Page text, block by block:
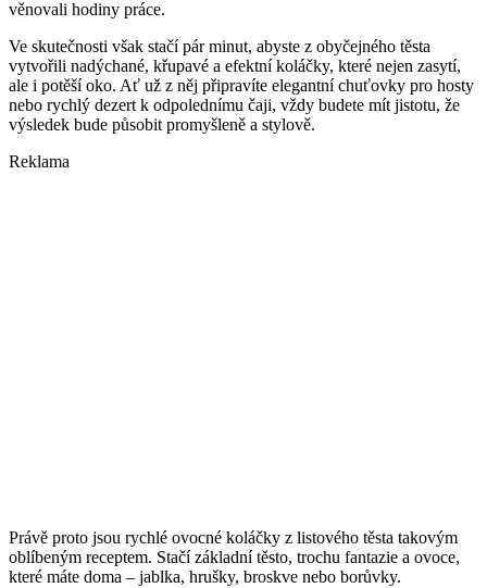
věnovali hodiny práce.
Ve skutečnosti však stačí pár minut, abyste z obyčejného těsta
vytvořili nadýchané, křupavé a efektní koláčky, které nejen zasytí,
ale i potěší oko. Ať už z něj připravíte elegantní chuťovky pro hosty
nebo rychlý dezert k odpolednímu čaji, vždy budete mít jistotu, že
výsledek bude působit promyšleně a stylově.
Reklama
Právě proto jsou rychlé ovocné koláčky z listového těsta takovým
oblíbeným receptem. Stačí základní těsto, trochu fantazie a ovoce,
které máte doma – jablka, hrušky, broskve nebo borůvky.